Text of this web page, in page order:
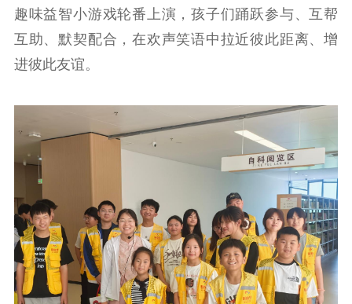
趣味益智小游戏轮番上演，孩子们踊跃参与、互帮
互助、默契配合，在欢声笑语中拉近彼此距离、增
进彼此友谊。